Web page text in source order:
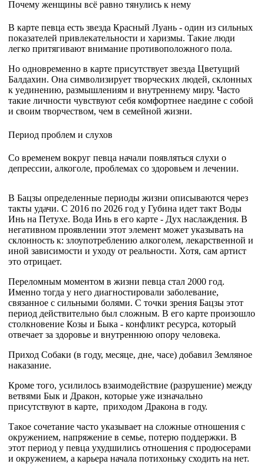
Почему женщины всё равно тянулись к нему
В карте певца есть звезда Красный Луань - один из сильных
показателей привлекательности и харизмы. Такие люди
легко притягивают внимание противоположного пола.
Но одновременно в карте присутствует звезда Цветущий
Балдахин. Она символизирует творческих людей, склонных
к уединению, размышлениям и внутреннему миру. Часто
такие личности чувствуют себя комфортнее наедине с собой
и своим творчеством, чем в семейной жизни.
Период проблем и слухов
Со временем вокруг певца начали появляться слухи о
депрессии, алкоголе, проблемах со здоровьем и лечении.
В Бацзы определенные периоды жизни описываются через
такты удачи. С 2016 по 2026 год у Губина идет такт Воды
Инь на Петухе. Вода Инь в его карте - Дух наслаждения. В
негативном проявлении этот элемент может указывать на
склонность к: злоупотреблению алкоголем, лекарственной и
иной зависимости и уходу от реальности. Хотя, сам артист
это отрицает.
Переломным моментом в жизни певца стал 2000 год.
Именно тогда у него диагностировали заболевание,
связанное с сильными болями. С точки зрения Бацзы этот
период действительно был сложным. В его карте произошло
столкновение Козы и Быка - конфликт ресурса, который
отвечает за здоровье и внутреннюю опору человека.
Приход Собаки (в году, месяце, дне, часе) добавил Земляное
наказание.
Кроме того, усилилось взаимодействие (разрушение) между
ветвями Бык и Дракон, которые уже изначально
присутствуют в карте, приходом Дракона в году.
Такое сочетание часто указывает на сложные отношения с
окружением, напряжение в семье, потерю поддержки. В
этот период у певца ухудшились отношения с продюсерами
и окружением, а карьера начала потихоньку сходить на нет.